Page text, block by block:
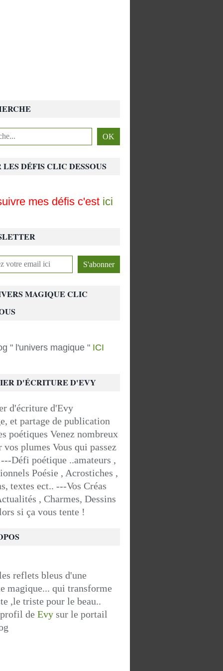
D'ÉCRITURE D'EVY
et partage de publication
poétiques Venez nombreux
vos plumes Vous qui passez
Défi poétique ..amateurs ,
Poésie , Acrostiches ,
textes ect.. ---Vos Créas
, Charmes, Dessins
si ça vous tente !
reflets bleus d'une
magique... qui transforme
,le triste pour le beau..
de Evy sur le portail
LES DÉFIS CLIC DESSOUS
mes défis c'est ici
MAGIQUE CLIC
" l'univers magique " ICI